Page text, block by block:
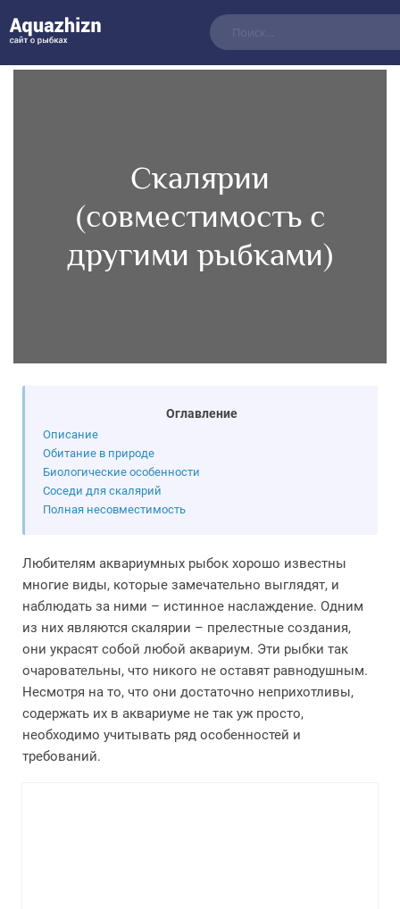
Скалярии
(совместимость с
другими рыбками)
Оглавление
Описание
Обитание в природе
Биологические особенности
Соседи для скалярий
Полная несовместимость
Любителям аквариумных рыбок хорошо известны
многие виды, которые замечательно выглядят, и
наблюдать за ними – истинное наслаждение. Одним
из них являются скалярии – прелестные создания,
они украсят собой любой аквариум. Эти рыбки так
очаровательны, что никого не оставят равнодушным.
Несмотря на то, что они достаточно неприхотливы,
содержать их в аквариуме не так уж просто,
необходимо учитывать ряд особенностей и
требований.